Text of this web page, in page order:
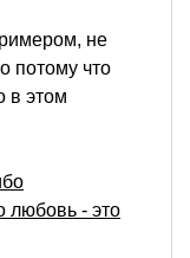
не
потому что
в этом
любовь - это